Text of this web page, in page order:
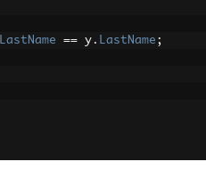
LastName == y . LastName ;